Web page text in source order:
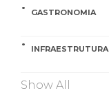
GASTRONOMIA
INFRAESTRUTURA
Show All